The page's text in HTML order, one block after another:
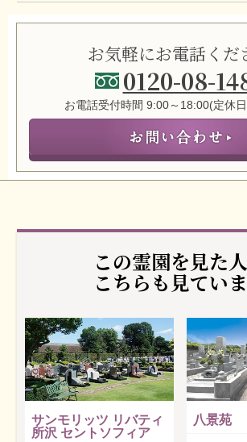
お気軽にお電話くだ
0120-08-
お電話受付時間 9:00～18:00(定休
この霊園を見た
こちらも見てい
サンモリッツ リバティ
所沢 セントソフィア
八景苑